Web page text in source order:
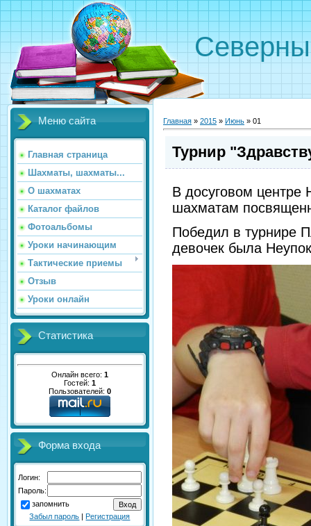
Меню сайта
Главная страница
Шахматы, шахматы...
О шахматах
Каталог файлов
Фотоальбомы
Уроки начинающим
Тактические приемы
Отзыв
Уроки онлайн
Статистика
Онлайн всего: 1
Гостей: 1
Пользователей: 0
Форма входа
Логин:
Пароль:
запомнить
Забыл пароль |Регистрация
Главная » 2015 » Июнь » 01
Турнир
В досуговом центре
шахматам
Победил в турнире
девочек была